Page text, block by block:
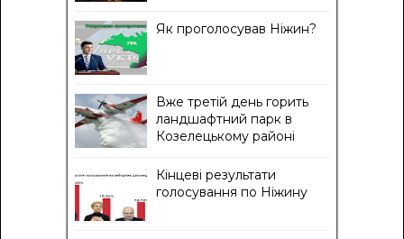
Як проголосував Ніжин?
Вже третій день горить
ландшафтний парк в
Козелецькому районі
Кінцеві результати
голосування по Ніжину